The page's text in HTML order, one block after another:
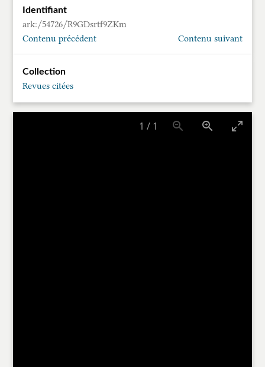
Identifiant
ark:/54726/R9GDsrtf9ZKm
Contenu précédent
Contenu suivant
Collection
Revues citées
1 / 1